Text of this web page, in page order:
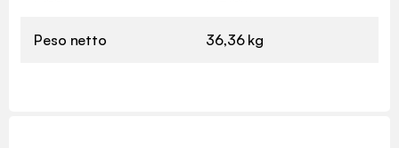
Peso netto 36,36 kg